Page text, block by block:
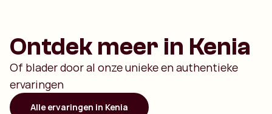
Ontdek meer in Kenia
Of blader door al onze unieke en authentieke
ervaringen
Alle ervaringen in Kenia